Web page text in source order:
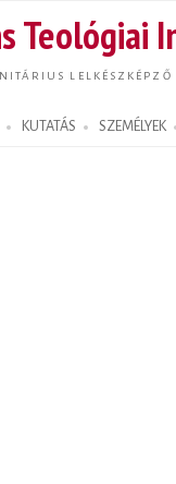
Teológiai
LELKÉSZKÉPZŐ
KUTATÁS SZEMÉLYEK